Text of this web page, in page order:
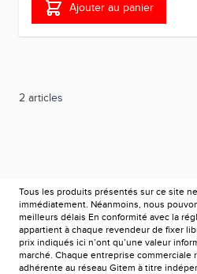
Ajouter au panier
2 articles
Tous les produits présentés sur ce site
immédiatement. Néanmoins, nous
meilleurs délais En conformité avec la
appartient à chaque revendeur de fixer
prix indiqués ici n’ont qu’une valeur
marché. Chaque entreprise commerciale
adhérente au réseau Gitem à titre